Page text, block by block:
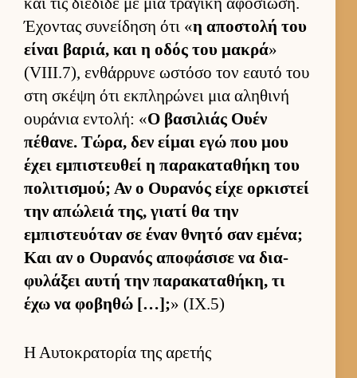
Έχοντας συνεί­δηση ότι «η αποστολή του
εί­ναι βαριά, και η οδός του μακρά»
(VIII.7), εν­θάρ­ρυνε ωστόσο τον εαυτό του
στη σκέψη ότι εκ­πληρώνει μια αληθινή
ου­ράνια εντολή: «Ο βασιλιάς Ουέν
πέθανε. Τώρα, δεν εί­μαι εγώ που μου
έχει εμπιστευ­θεί η παρακαταθήκη του
πολιτισμού; Αν ο Ου­ρανός είχε ορ­κιστεί
την απώλειά της, γιατί θα την
εμπιστευόταν σε έναν θνητό σαν εμένα;
Και αν ο Ου­ρανός αποφάσισε να δια­
φυλάξει αυτή την παρακαταθήκη, τι
έχω να φοβηθώ […];» (IX.5)
Η Αυτοκρατορία της αρετής